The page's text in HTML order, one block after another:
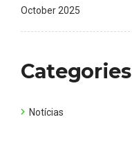
October 2025
Categories
Notícias